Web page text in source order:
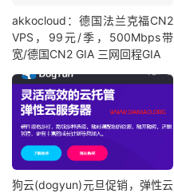
akkocloud：德国法兰克福CN2
VPS，99元/季，500Mbps带
宽/德国CN2 GIA 三网回程GIA
狗云(dogyun)元旦促销，弹性云